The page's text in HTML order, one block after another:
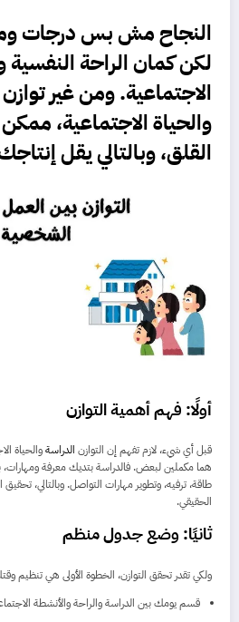
النجاح مش بس درجات
لكن كمان الراحة النفسية
الاجتماعية. ومن غير
والحياة الاجتماعية،
القلق، وبالتالي يقل
أولًا: فهم أهمية التوازن
قبل أي شيء، لازم تفهم إن التوازن الدراسةوالحياة
هما مكملين لبعض. فالدراسة بتديك معرفة ومهارات،
طاقة، ترفيه، وتطوير مهارات التواصل. وبالتالي،
الحقيقي.
ثانيًا: وضع جدول منظم
ولكي تقدر تحقق التوازن، الخطوة الأولى هي تنظيم
قسم يومك بين الدراسة والراحة والأنشطة